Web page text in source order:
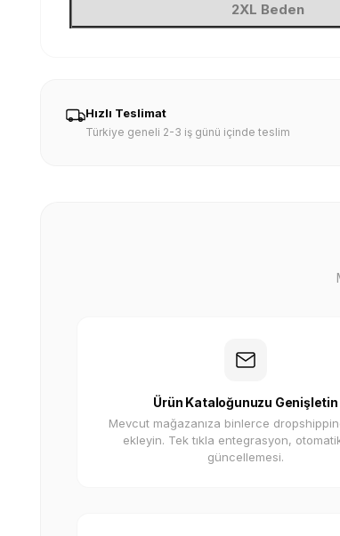
2XL Beden
Hızlı Teslimat
Türkiye geneli 2-3 iş günü içinde teslim
Ürün Kataloğunuzu Genişletin
Mevcut mağazanıza binlerce
ekleyin. Tek tıkla entegrasyon,
güncellemesi.